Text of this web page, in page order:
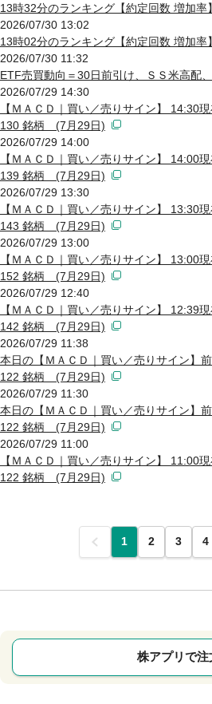
13時32分のランキング【約定回数 増加率
2026/07/30 13:02
13時02分のランキング【約定回数 増加率
2026/07/30 11:32
ETF売買動向＝30日前引け、ＳＳ米高配
2026/07/29 14:30
【ＭＡＣＤ｜買い／売りサイン】
130 銘柄 (7月29日)
2026/07/29 14:00
【ＭＡＣＤ｜買い／売りサイン】
139 銘柄 (7月29日)
2026/07/29 13:30
【ＭＡＣＤ｜買い／売りサイン】
143 銘柄 (7月29日)
2026/07/29 13:00
【ＭＡＣＤ｜買い／売りサイン】
152 銘柄 (7月29日)
2026/07/29 12:40
【ＭＡＣＤ｜買い／売りサイン】
142 銘柄 (7月29日)
2026/07/29 11:38
本日の【ＭＡＣＤ｜買い／売りサイン
122 銘柄 (7月29日)
2026/07/29 11:30
本日の【ＭＡＣＤ｜買い／売りサイン
122 銘柄 (7月29日)
2026/07/29 11:00
【ＭＡＣＤ｜買い／売りサイン】
122 銘柄 (7月29日)
前 1 2 3 4
株アプリで注